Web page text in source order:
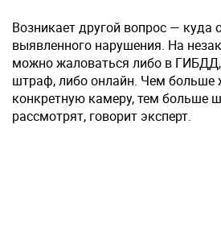
Возникает другой вопрос — куда
выявленного нарушения. На
можно жаловаться либо в
штраф, либо онлайн. Чем больше
конкретную камеру, тем больше
рассмотрят, говорит эксперт.